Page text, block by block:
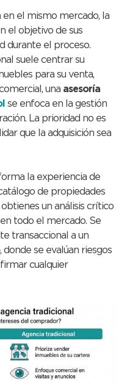
el mismo mercado, la
el objetivo de sus
durante el proceso.
suele centrar su
para su venta,
una asesoría
se enfoca en la gestión
La prioridad no es
que la adquisición sea
la experiencia de
de propiedades
un análisis crítico
todo el mercado. Se
transaccional a un
, donde se evalúan riesgos
cualquier